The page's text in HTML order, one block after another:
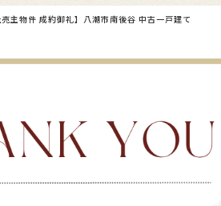
売主物件 成約御礼】八潮市南後谷 中古一戸建て